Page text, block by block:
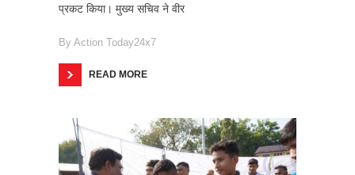
प्रकट किया। मुख्य सचिव ने वीर
By Action Today24x7
READ MORE